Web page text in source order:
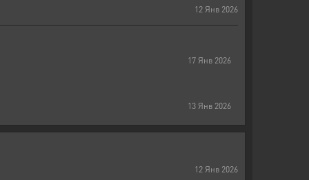
12 Янв 2026
17 Янв 2026
13 Янв 2026
12 Янв 2026